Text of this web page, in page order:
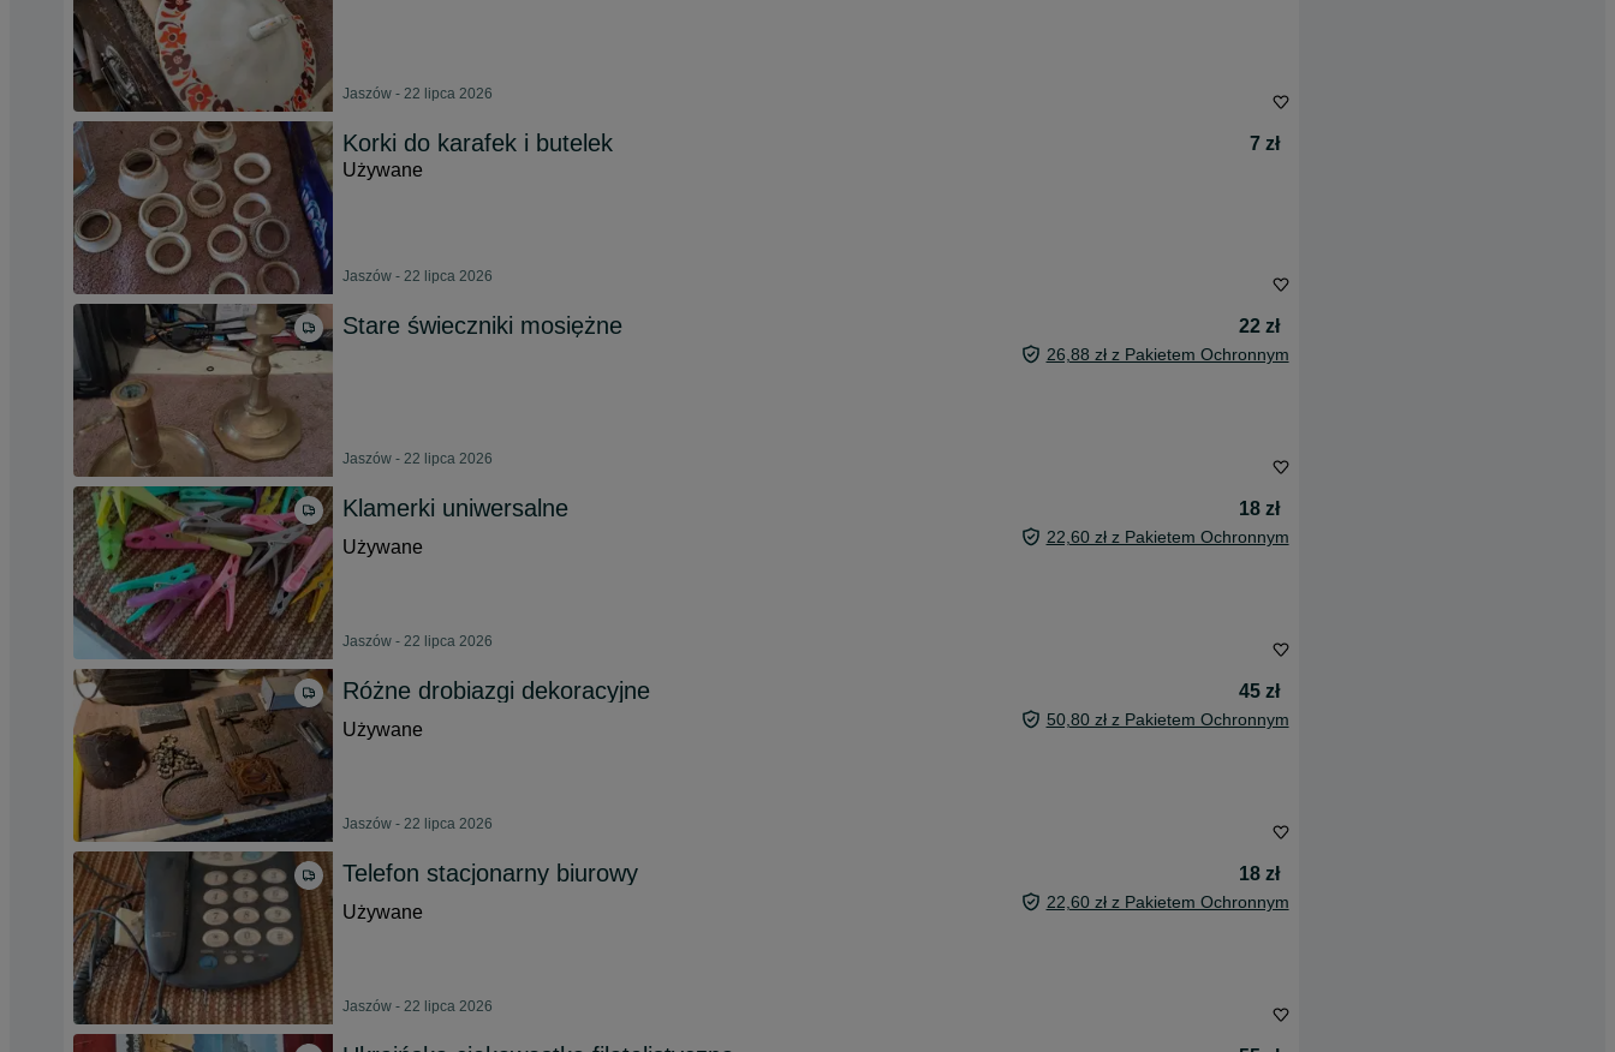
Jaszów - 22 lipca 2026
Korki do karafek i butelek
7 zł
Używane
Jaszów - 22 lipca 2026
Stare świeczniki mosiężne 22 zł
26,88 zł z Pakietem Ochronnym
Jaszów - 22 lipca 2026
Klamerki uniwersalne
18 zł
Używane
22,60 zł z Pakietem Ochronnym
Jaszów - 22 lipca 2026
Różne drobiazgi dekoracyjne
45 zł
Używane
50,80 zł z Pakietem Ochronnym
Jaszów - 22 lipca 2026
Telefon stacjonarny biurowy
18 zł
Używane
22,60 zł z Pakietem Ochronnym
Jaszów - 22 lipca 2026